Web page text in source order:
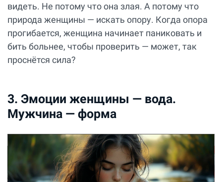
видеть. Не потому что она злая. А потому что
природа женщины — искать опору. Когда опора
прогибается, женщина начинает паниковать и
бить больнее, чтобы проверить — может, так
проснётся сила?
3. Эмоции женщины — вода.
Мужчина — форма